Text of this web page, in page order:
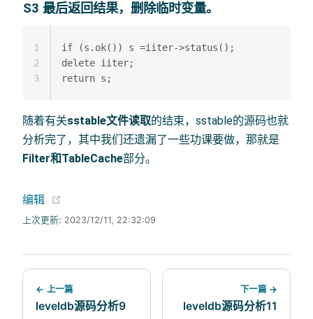
S3 最后返回结果，删除临时变量。
if (s.ok()) s =iiter->status();
delete iiter;
1
2
3
随着有关sstable文件读取的结束，sstable的源码也就
分析完了，其中我们还遗漏了一些功课要做，那就是
Filter和TableCache部分。
编辑
上次更新: 2023/12/11, 22:32:09
← 上一篇
leveldb源码分析9
下一篇 →
leveldb源码分析11